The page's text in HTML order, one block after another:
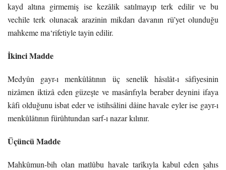
kayd altına girmemiş ise kezâlik satılmayıp terk edilir ve bu
vechile terk olunacak arazinin mikdarı davanın rü’yet olunduğu
mahkeme ma‘rifetiyle tayin edilir.
İkinci Madde
Medyûn gayr-ı menkûlâtının üç senelik hâsılât-ı sâfiyesinin
nizâmen iktizâ eden güzeşte ve masârıfıyla beraber deynini ifaya
kâfi olduğunu isbat eder ve istihsâlini dâine havale eyler ise gayr-ı
menkûlâtının fürûhtundan sarf-ı nazar kılınır.
Üçüncü Madde
Mahkûmun-bih olan matlûbu havale tarîkıyla kabul eden şahıs